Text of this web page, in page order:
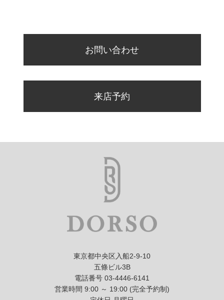
お問い合わせ
来店予約
東京都中央区入船2-9-10
五條ビル3B
電話番号 03-4446-6141
営業時間 9:00 ～ 19:00 (完全予約制)